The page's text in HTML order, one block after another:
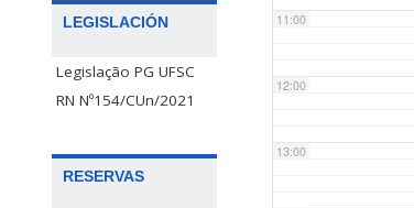
LEGISLACIÓN
Legislação PG UFSC
RN Nº154/CUn/2021
RESERVAS
11:00
12:00
13:00